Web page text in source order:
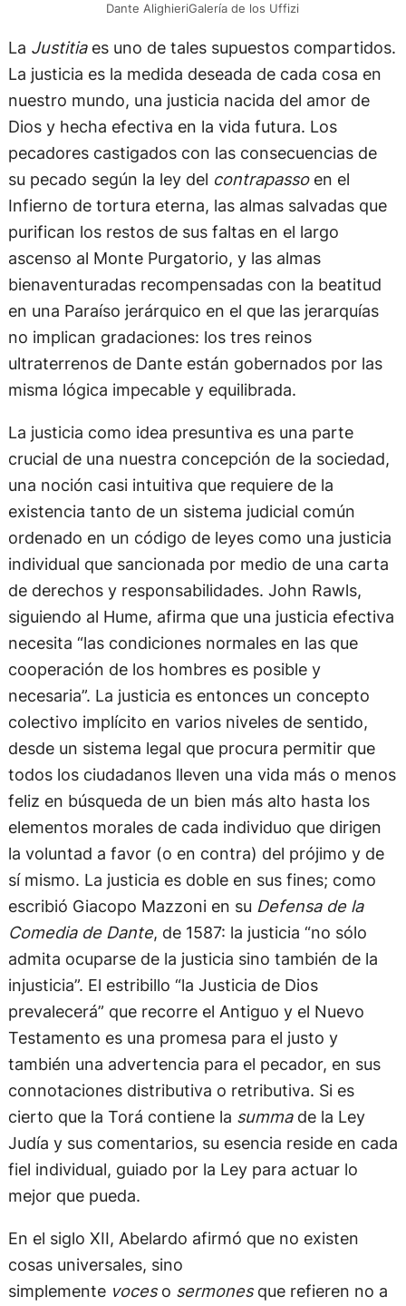
Dante AlighieriGalería de los Uffizi
La Justitiaes uno de tales supuestos compartidos.
La justicia es la medida deseada de cada cosa en
nuestro mundo, una justicia nacida del amor de
Dios y hecha efectiva en la vida futura. Los
pecadores castigados con las consecuencias de
su pecado según la ley del contrapasso en el
Infierno de tortura eterna, las almas salvadas que
purifican los restos de sus faltas en el largo
ascenso al Monte Purgatorio, y las almas
bienaventuradas recompensadas con la beatitud
en una Paraíso jerárquico en el que las jerarquías
no implican gradaciones: los tres reinos
ultraterrenos de Dante están gobernados por las
misma lógica impecable y equilibrada.
La justicia como idea presuntiva es una parte
crucial de una nuestra concepción de la sociedad,
una noción casi intuitiva que requiere de la
existencia tanto de un sistema judicial común
ordenado en un código de leyes como una justicia
individual que sancionada por medio de una carta
de derechos y responsabilidades. John Rawls,
siguiendo al Hume, afirma que una justicia efectiva
necesita “las condiciones normales en las que
cooperación de los hombres es posible y
necesaria”. La justicia es entonces un concepto
colectivo implícito en varios niveles de sentido,
desde un sistema legal que procura permitir que
todos los ciudadanos lleven una vida más o menos
feliz en búsqueda de un bien más alto hasta los
elementos morales de cada individuo que dirigen
la voluntad a favor (o en contra) del prójimo y de
sí mismo. La justicia es doble en sus fines; como
escribió Giacopo Mazzoni en su Defensa de la
Comedia de Dante, de 1587: la justicia “no sólo
admita ocuparse de la justicia sino también de la
injusticia”. El estribillo “la Justicia de Dios
prevalecerá” que recorre el Antiguo y el Nuevo
Testamento es una promesa para el justo y
también una advertencia para el pecador, en sus
connotaciones distributiva o retributiva. Si es
cierto que la Torá contiene la summade la Ley
Judía y sus comentarios, su esencia reside en cada
fiel individual, guiado por la Ley para actuar lo
mejor que pueda.
En el siglo XII, Abelardo afirmó que no existen
cosas universales, sino
simplemente voceso sermonesque refieren no a